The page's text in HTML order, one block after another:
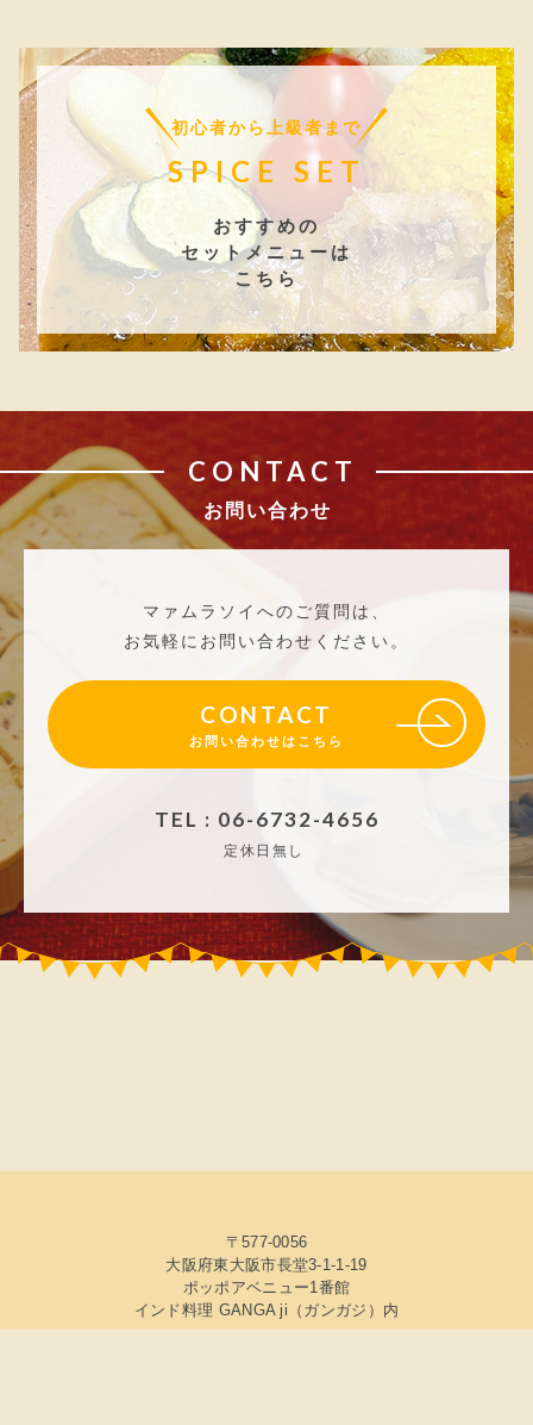
初心者から上級者まで
SPICE SET
おすすめの
セットメニューは
こちら
CONTACT
お問い合わせ
マァムラソイへのご質問は、
お気軽にお問い合わせください。
CONTACT
お問い合わせはこちら
TEL : 06-6732-4656
定休日無し
〒577-0056
大阪府東大阪市長堂3-1-1-19
ポッポアベニュー1番館
インド料理 GANGA ji（ガンガジ）内